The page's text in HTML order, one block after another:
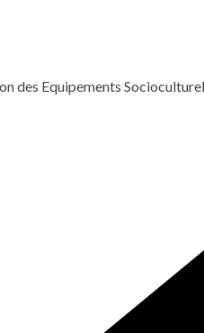
des Equipements